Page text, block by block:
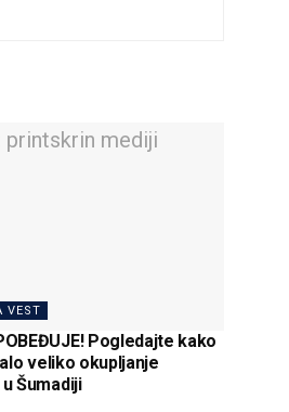
VEST
Pogledajte kako
veliko okupljanje
Šumadiji